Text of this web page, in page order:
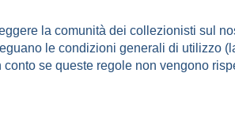
la comunità dei collezionisti sul
le condizioni generali di utilizzo
conto se queste regole non vengono